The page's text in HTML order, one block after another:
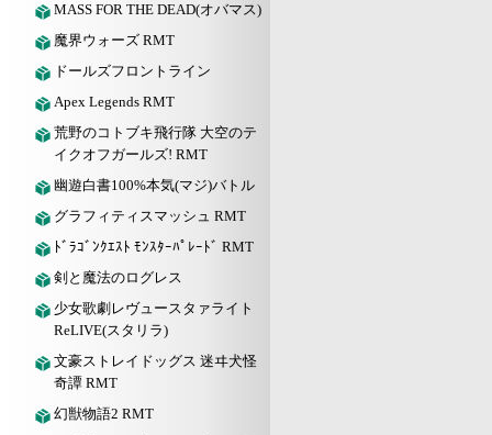
MASS FOR THE DEAD(オバマス)
魔界ウォーズ RMT
ドールズフロントライン
Apex Legends RMT
荒野のコトブキ飛行隊 大空のテ
イクオフガールズ! RMT
幽遊白書100%本気(マジ)バトル
グラフィティスマッシュ RMT
ﾄﾞﾗｺﾞﾝｸｴｽﾄ ﾓﾝｽﾀｰﾊﾟﾚｰﾄﾞ RMT
剣と魔法のログレス
少女歌劇レヴュースタァライト
ReLIVE(スタリラ)
文豪ストレイドッグス 迷ヰ犬怪
奇譚 RMT
幻獣物語2 RMT